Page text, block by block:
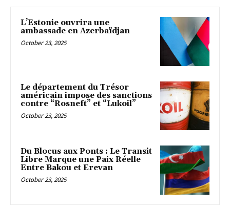
L’Estonie ouvrira une
ambassade en Azerbaïdjan
October 23, 2025
Le département du Trésor
américain impose des sanctions
contre “Rosneft” et “Lukoil”
October 23, 2025
Du Blocus aux Ponts : Le Transit
Libre Marque une Paix Réelle
Entre Bakou et Erevan
October 23, 2025